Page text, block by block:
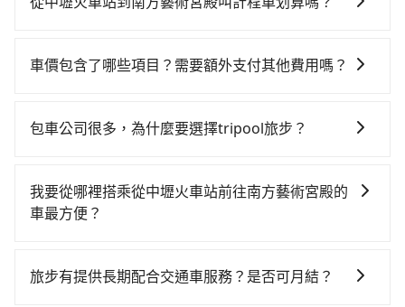
高鐵從桃園站前往台北高鐵站，每人票價160元，再用
山區) 的目的地。全程加上轉車時間共1小時16分鐘，假
250元，費時48分鐘。選擇搭乘高鐵而不預約包車，不
僅每人至少額外負擔10元車資，而且更會額外浪費28分
務，最多可再節省50%的交通費用。
租金約$4,500，油錢（每公里約3元）、eTag（每公里
務，所以要不當天就需往返中壢火車站與南方藝術宮
的單程專車接送才是前往最便宜方便的選擇。
灣大車隊、Uber、Line Taxi、Yoxi等，如果在路邊攔不
看。依照里程跳錶計算，價格約為1,310~1,600元間，但
宮殿的最佳選擇。
車價包含了哪些項目？需要額外支付其他費用嗎？
路費、油資、保險、小費，司機的餐費與住宿費不需要
包車公司很多，為什麼要選擇tripool旅步？
以依照您行程人數的需求進行選擇。此外，為確保您的
旅途安全無憂，我們的司機都是專業且可靠的職業駕
策，讓您在規劃行程時能更無後顧之憂。無論您是要前
我要從哪裡搭乘從中壢火車站前往南方藝術宮殿的
車最方便？
落，只要有路能到、Google地圖上能標註、GPS上能找
旅步有提供長期配合交通車服務？是否可月結？